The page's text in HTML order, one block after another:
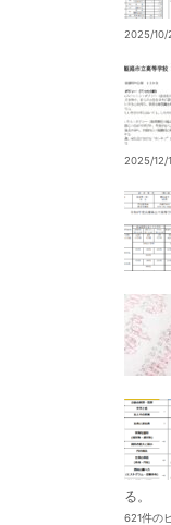
2025/10/
2025/12/
る。
621件の